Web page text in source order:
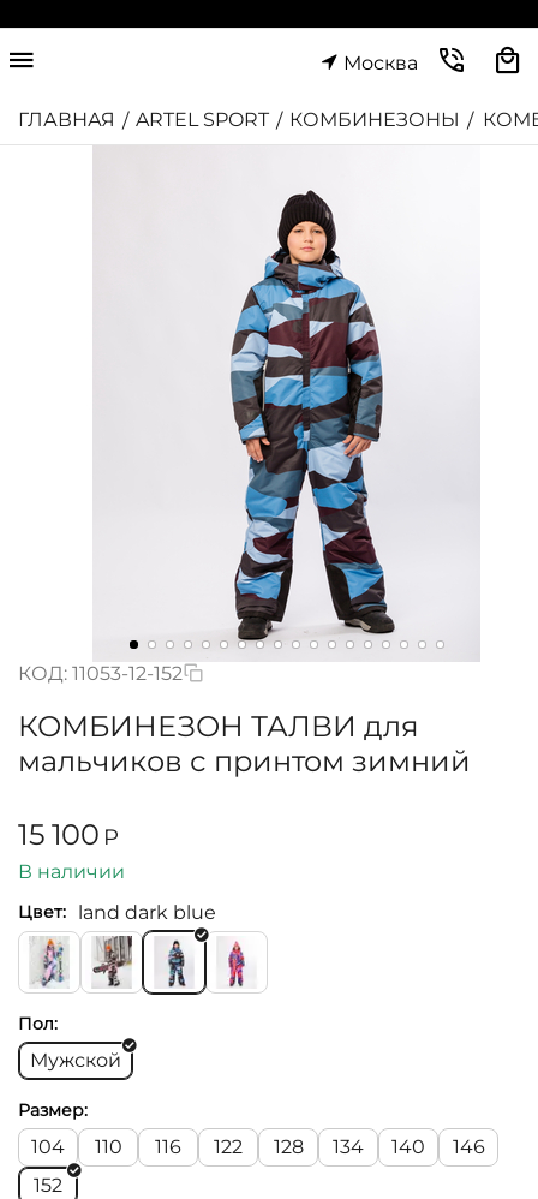
Москва
ГЛАВНАЯ / ARTEL SPORT / КОМБИНЕЗОНЫ /
КОД: 11053-12-152
КОМБИНЕЗОН ТАЛВИ для
мальчиков с принтом зимний
15 100 Р
В наличии
Цвет: land dark blue
Пол:
Мужской
Размер:
104 110 116 122 128 134 140
146
152